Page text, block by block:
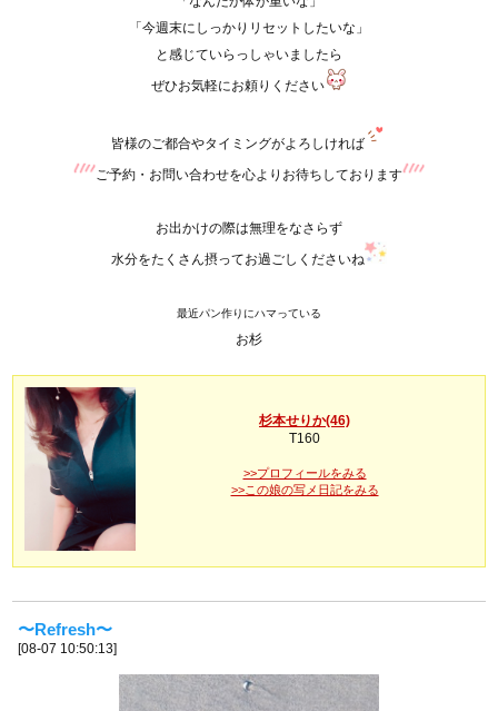
「今週末にしっかりリセットしたいな」
と感じていらっしゃいましたら
ぜひお気軽にお頼りください
皆様のご都合やタイミングがよろしければ
ご予約・お問い合わせを心よりお待ちしております
お出かけの際は無理をなさらず
水分をたくさん摂ってお過ごしくださいね
最近パン作りにハマっている
お杉
杉本せりか(46)
T160
>>プロフィールをみる
>>この娘の写メ日記をみる
〜Refresh〜
[08-07 10:50:13]